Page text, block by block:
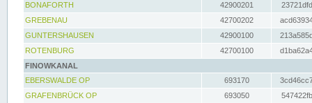
BONAFORTH
42900201
GREBENAU
42700202
GUNTERSHAUSEN
42900100
ROTENBURG
42700100
FINOWKANAL
EBERSWALDE OP
693170
GRAFENBRÜCK OP
693050